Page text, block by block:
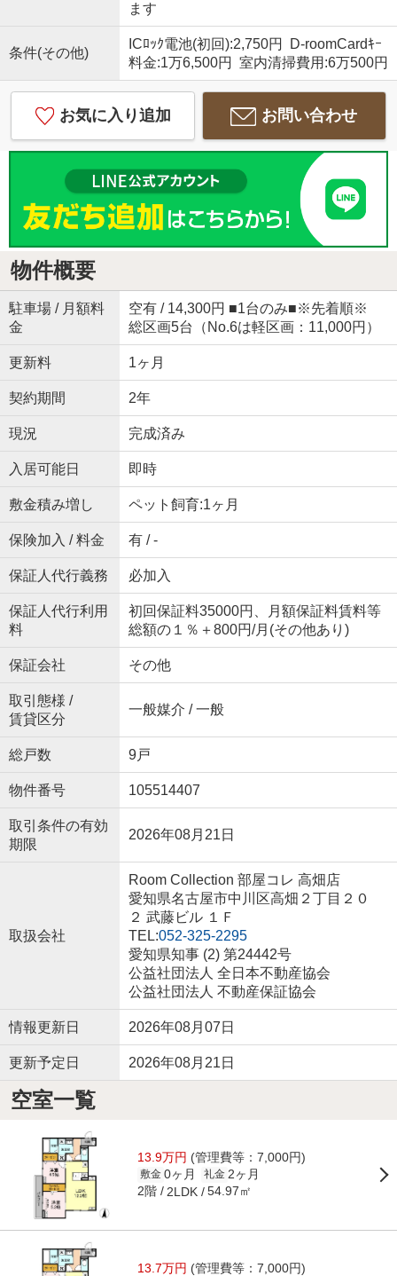
ます
条件(その他)
ICﾛｯｸ電池(初回):2,750円 D-roomCardｷｰ
料金:1万6,500円 室内清掃費用:6万500円
お気に入り追加 お問い合わせ
物件概要
駐車場 / 月額料
金
空有 / 14,300円 ■1台のみ■※先着順※
総区画5台（No.6は軽区画：11,000円）
更新料 1ヶ月
契約期間 2年
現況 完成済み
入居可能日 即時
敷金積み増し ペット飼育:1ヶ月
保険加入 / 料金 有 / -
保証人代行義務 必加入
保証人代行利用
料
初回保証料35000円、月額保証料賃料等
総額の１％＋800円/月(その他あり)
保証会社 その他
取引態様 /
賃貸区分
一般媒介 / 一般
総戸数 9戸
物件番号 105514407
取引条件の有効
期限
2026年08月21日
取扱会社
Room Collection 部屋コレ 高畑店
愛知県名古屋市中川区高畑２丁目２０
２ 武藤ビル １Ｆ
TEL:052-325-2295
愛知県知事 (2) 第24442号
公益社団法人 全日本不動産協会
公益社団法人 不動産保証協会
情報更新日 2026年08月07日
更新予定日 2026年08月21日
空室一覧
13.9万円 (管理費等：7,000円)
敷金 0ヶ月 礼金 2ヶ月
2階 2LDK 54.97㎡
13.7万円 (管理費等：7,000円)